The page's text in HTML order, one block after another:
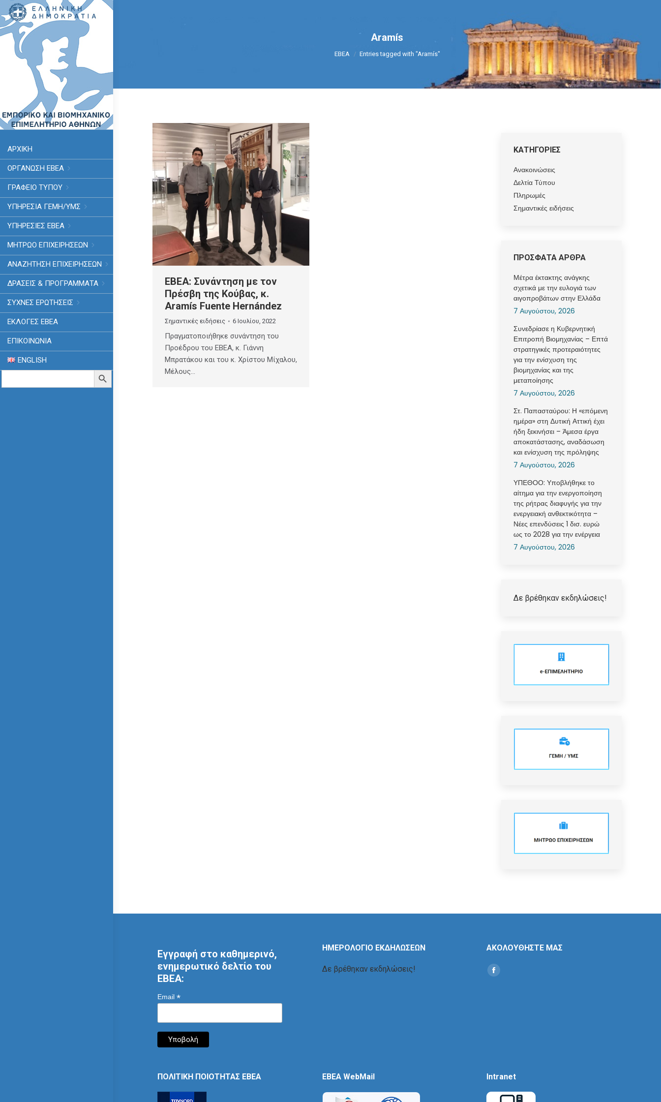
ΑΡΧΙΚΗ
ΟΡΓΑΝΩΣΗ ΕΒΕΑ
ΓΡΑΦΕΙΟ ΤΥΠΟΥ
ΥΠΗΡΕΣΊΑ ΓΕΜΗ/ΥΜΣ
ΥΠΗΡΕΣΙΕΣ ΕΒΕΑ
ΜΗΤΡΩΟ ΕΠΙΧΕΙΡΗΣΕΩΝ
ΑΝΑΖΗΤΗΣΗ ΕΠΙΧΕΙΡΗΣΕΩΝ
ΔΡΑΣΕΙΣ & ΠΡΟΓΡΑΜΜΑΤΑ
ΣΥΧΝΕΣ ΕΡΩΤΗΣΕΙΣ
ΕΚΛΟΓΈΣ ΕΒΕΑ
ΕΠΙΚΟΙΝΩΝΙΑ
ENGLISH
Search
Search Button
Aramís
You are here:
ΕΒΕΑ Entries tagged with "Aramís"
ΕΒΕΑ: Συνάντηση με τον
Πρέσβη της Κούβας, κ.
Aramís Fuente Hernández
Σημαντικές ειδήσεις 6 Ιουλίου, 2022
Πραγματοποιήθηκε συνάντηση του
Προέδρου του ΕΒΕΑ, κ. Γιάννη
Μπρατάκου και του κ. Χρίστου Μίχαλου,
Μέλους…
ΚΑΤΗΓΟΡΙΕΣ
Ανακοινώσεις
Δελτία Τύπου
Πληρωμές
Σημαντικές ειδήσεις
ΠΡΟΣΦΑΤΑ ΑΡΘΡΑ
Μέτρα έκτακτης ανάγκης
σχετικά με την ευλογιά των
αιγοπροβάτων στην Ελλάδα
7 Αυγούστου, 2026
Συνεδρίασε η Κυβερνητική
Επιτροπή Βιομηχανίας – Επτά
στρατηγικές προτεραιότητες
για την ενίσχυση της
βιομηχανίας και της
μεταποίησης
7 Αυγούστου, 2026
Στ. Παπασταύρου: Η «επόμενη
ημέρα» στη Δυτική Αττική έχει
ήδη ξεκινήσει – Άμεσα έργα
αποκατάστασης, αναδάσωση
και ενίσχυση της πρόληψης
7 Αυγούστου, 2026
ΥΠΕΘΟΟ: Υποβλήθηκε το
αίτημα για την ενεργοποίηση
της ρήτρας διαφυγής για την
ενεργειακή ανθεκτικότητα –
Νέες επενδύσεις 1 δισ. ευρώ
ως το 2028 για την ενέργεια
7 Αυγούστου, 2026
Δε βρέθηκαν εκδηλώσεις!
Εγγραφή στο καθημερινό,
ενημερωτικό δελτίο του
ΕΒΕΑ:
Email *
ΗΜΕΡΟΛΟΓΙΟ ΕΚΔΗΛΩΣΕΩΝ
Δε βρέθηκαν εκδηλώσεις!
ΑΚΟΛΟΥΘΗΣΤΕ ΜΑΣ
Find us on:
Social
ΠΟΛΙΤΙΚΗ ΠΟΙΟΤΗΤΑΣ ΕΒΕΑ EBEA WebMail Intranet